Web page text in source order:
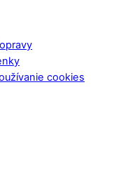
cookies